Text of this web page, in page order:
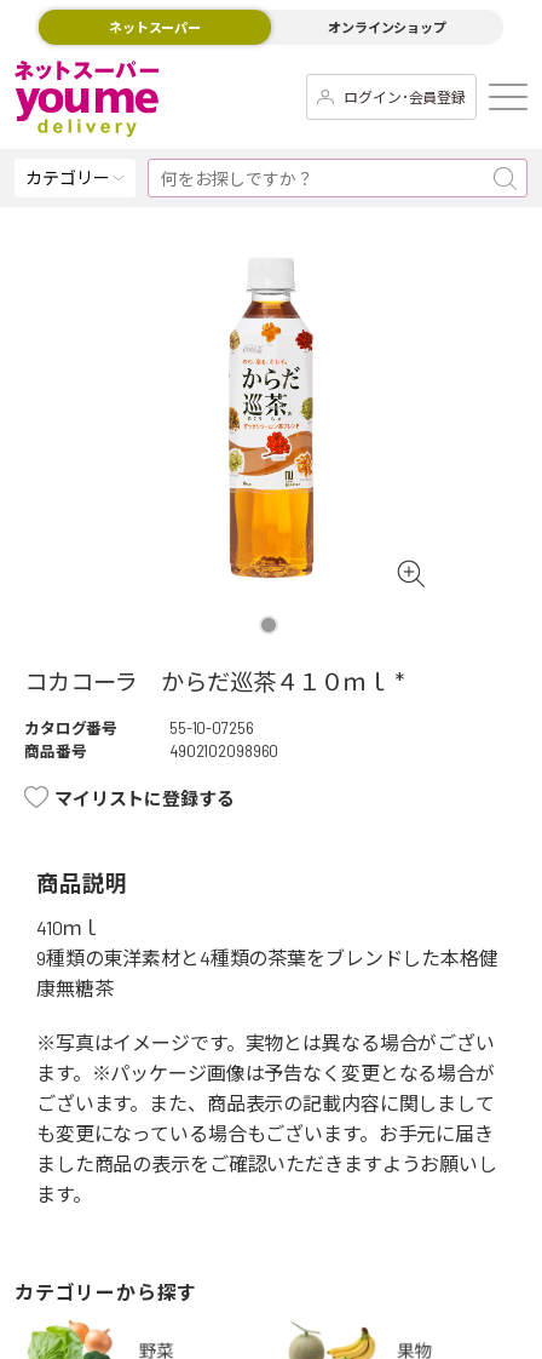
ネットスーパー オンラインショップ
ログイン･会員登録
カテゴリー
コカコーラ からだ巡茶４１０ｍｌ *
カタログ番号
55-10-07256
商品番号
4902102098960
マイリストに登録する
商品説明
410ｍｌ
9種類の東洋素材と4種類の茶葉をブレンドした本格健
康無糖茶
※写真はイメージです。実物とは異なる場合がござい
ます。※パッケージ画像は予告なく変更となる場合が
ございます。また、商品表示の記載内容に関しまして
も変更になっている場合もございます。お手元に届き
ました商品の表示をご確認いただきますようお願いし
ます。
カテゴリーから探す